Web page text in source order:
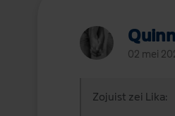
Quinn
02 mei
Zojuist zei Lika: